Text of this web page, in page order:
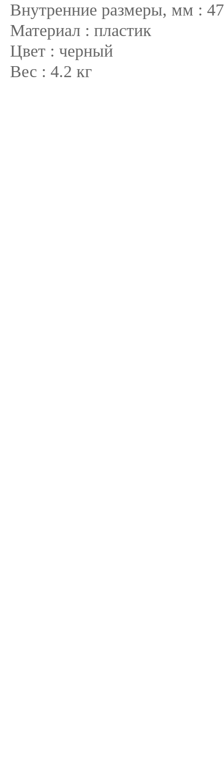
Внутренние размеры, мм :
Материал : пластик
Цвет : черный
Вес : 4.2 кг